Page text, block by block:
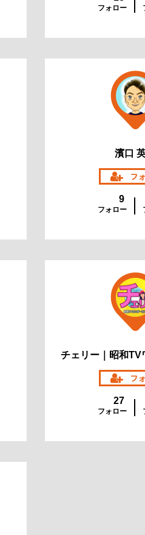
フォロー
濱口
9
フォロー
チェリー｜昭和TV
27
フォロー